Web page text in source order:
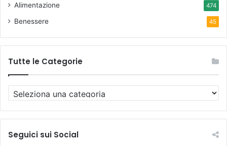
Alimentazione 474
Benessere 45
Tutte le Categorie
u
t
e
Seguici sui Social